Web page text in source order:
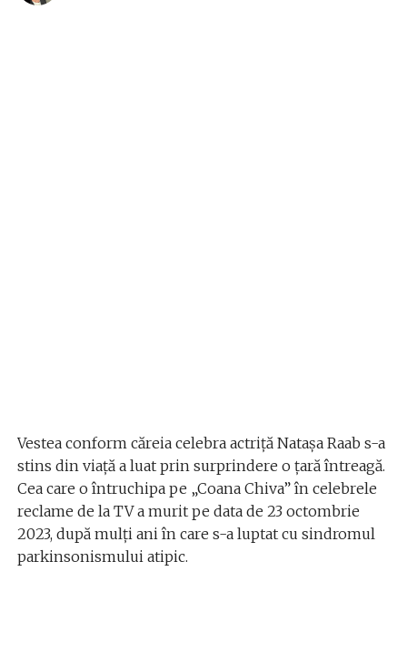
Vestea conform căreia celebra actriță Natașa Raab s-a
stins din viață a luat prin surprindere o țară întreagă.
Cea care o întruchipa pe „Coana Chiva” în celebrele
reclame de la TV a murit pe data de 23 octombrie
2023, după mulți ani în care s-a luptat cu sindromul
parkinsonismului atipic.